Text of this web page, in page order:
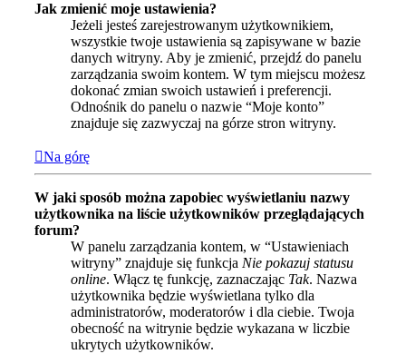
Jak zmienić moje ustawienia?
Jeżeli jesteś zarejestrowanym użytkownikiem,
wszystkie twoje ustawienia są zapisywane w bazie
danych witryny. Aby je zmienić, przejdź do panelu
zarządzania swoim kontem. W tym miejscu możesz
dokonać zmian swoich ustawień i preferencji.
Odnośnik do panelu o nazwie “Moje konto”
znajduje się zazwyczaj na górze stron witryny.
Na górę
W jaki sposób można zapobiec wyświetlaniu nazwy
użytkownika na liście użytkowników przeglądających
forum?
W panelu zarządzania kontem, w “Ustawieniach
witryny” znajduje się funkcja Nie pokazuj statusu
online. Włącz tę funkcję, zaznaczając Tak. Nazwa
użytkownika będzie wyświetlana tylko dla
administratorów, moderatorów i dla ciebie. Twoja
obecność na witrynie będzie wykazana w liczbie
ukrytych użytkowników.